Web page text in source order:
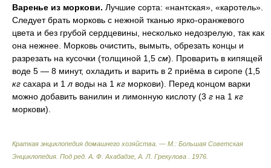
Варенье из моркови. Лучшие сорта: «нантская», «каротель».
Следует брать морковь с нежной тканью ярко-оранжевого
цвета и без грубой сердцевины, несколько недозрелую, так как
она нежнее. Морковь очистить, вымыть, обрезать концы и
разрезать на кусочки (толщиной 1,5 см). Проварить в кипящей
воде 5 — 8 минут, охладить и варить в 2 приёма в сиропе (1,5
кг сахара и 1 л воды на 1 кг моркови). Перед концом варки
можно добавить ванилин и лимонную кислоту (3 г на 1 кг
моркови).
Краткая энциклопедия домашнего хозяйства. — М.: Большая Советская
Энциклопедия Под ред. А. Ф. Ахабадзе, А. Л. Грекулова 1976